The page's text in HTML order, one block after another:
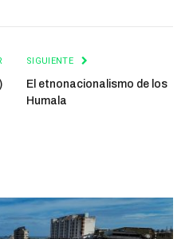
SIGUIENTE
El etnonacionalismo de los
Humala